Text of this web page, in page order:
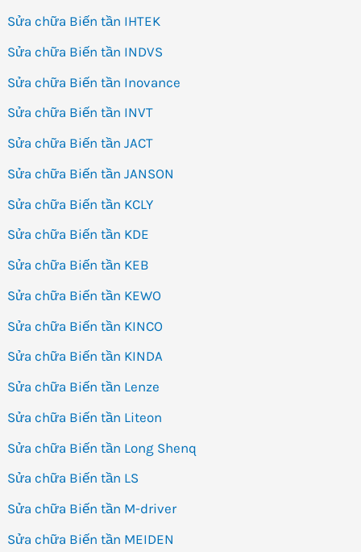
Sửa chữa Biến tần IHTEK
Sửa chữa Biến tần INDVS
Sửa chữa Biến tần Inovance
Sửa chữa Biến tần INVT
Sửa chữa Biến tần JACT
Sửa chữa Biến tần JANSON
Sửa chữa Biến tần KCLY
Sửa chữa Biến tần KDE
Sửa chữa Biến tần KEB
Sửa chữa Biến tần KEWO
Sửa chữa Biến tần KINCO
Sửa chữa Biến tần KINDA
Sửa chữa Biến tần Lenze
Sửa chữa Biến tần Liteon
Sửa chữa Biến tần Long Shenq
Sửa chữa Biến tần LS
Sửa chữa Biến tần M-driver
Sửa chữa Biến tần MEIDEN